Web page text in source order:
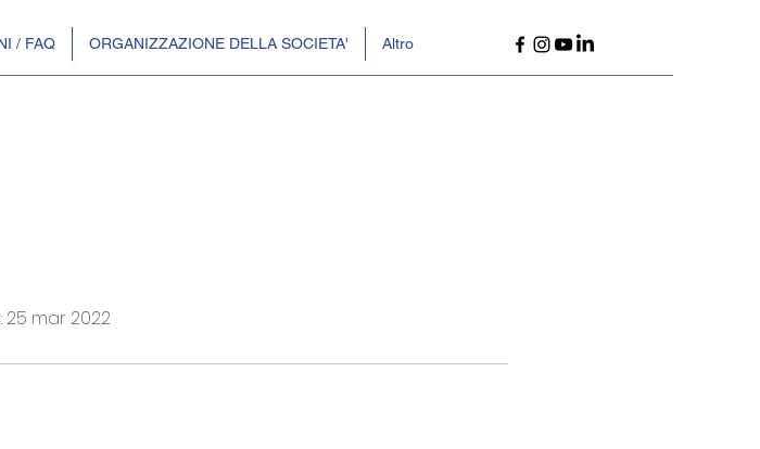
/ FAQ ORGANIZZAZIONE DELLA SOCIETA' Altro
25 mar 2022